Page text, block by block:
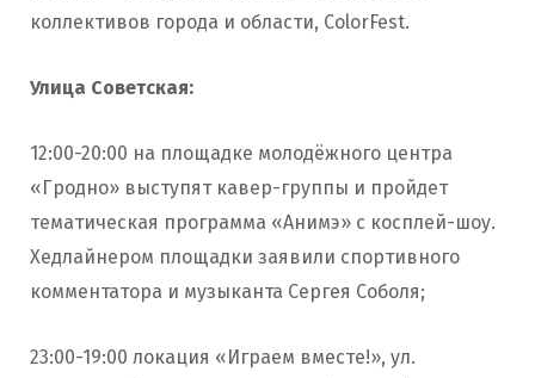
коллективов города и области, ColorFest.
Улица Советская:
12:00-20:00 на площадке молодёжного центра
«Гродно» выступят кавер-группы и пройдет
тематическая программа «Анимэ» с косплей-шоу.
Хедлайнером площадки заявили спортивного
комментатора и музыканта Сергея Соболя;
23:00-19:00 локация «Играем вместе!», ул.